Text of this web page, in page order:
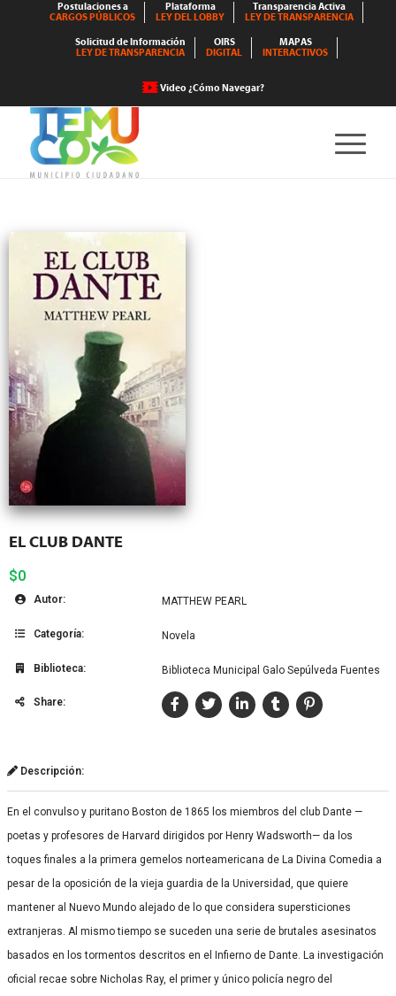
Postulaciones a
CARGOS PÚBLICOS
Plataforma
LEY DEL LOBBY
Transparencia Activa
LEY DE TRANSPARENCIA
Solicitud de Información
LEY DE TRANSPARENCIA
OIRS
DIGITAL
MAPAS
INTERACTIVOS
Video ¿Cómo Navegar?
EL CLUB DANTE
$0
Autor: MATTHEW PEARL
Categoría: Novela
Biblioteca: Biblioteca Municipal Galo Sepúlveda Fuentes
Share:
Descripción:
En el convulso y puritano Boston de 1865 los miembros del club Dante —
poetas y profesores de Harvard dirigidos por Henry Wadsworth— da los
toques finales a la primera gemelos norteamericana de La Divina Comedia a
pesar de la oposición de la vieja guardia de la Universidad, que quiere
mantener al Nuevo Mundo alejado de lo que considera supersticiones
extranjeras. Al mismo tiempo se suceden una serie de brutales asesinatos
basados en los tormentos descritos en el Infierno de Dante. La investigación
oficial recae sobre Nicholas Ray, el primer y único policía negro del